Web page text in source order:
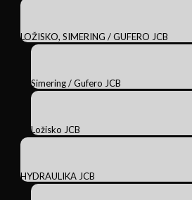
LOŽISKO, SIMERING / GUFERO JCB
Simering / Gufero JCB
Ložisko JCB
HYDRAULIKA JCB